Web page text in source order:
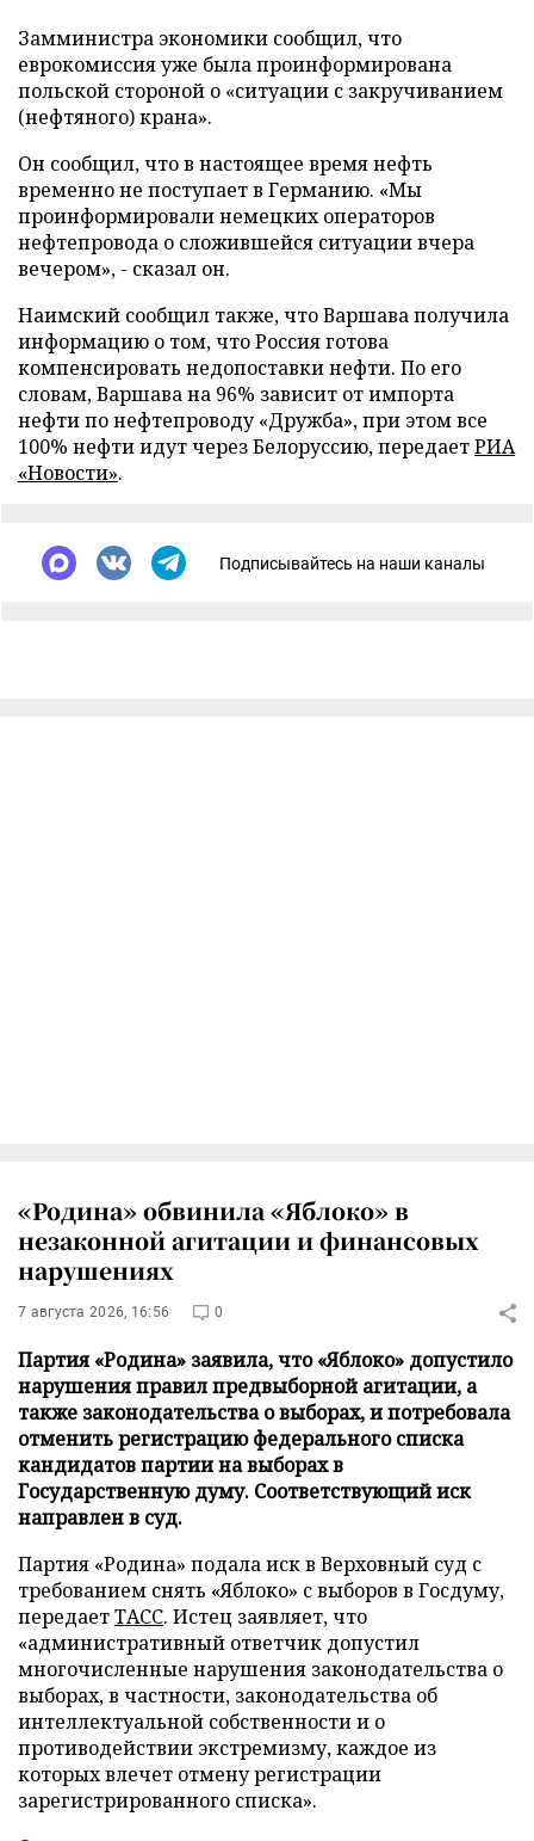
Замминистра экономики сообщил, что
еврокомиссия уже была проинформирована
польской стороной о «ситуации с закручиванием
(нефтяного) крана».
Он сообщил, что в настоящее время нефть
временно не поступает в Германию. «Мы
проинформировали немецких операторов
нефтепровода о сложившейся ситуации вчера
вечером», - сказал он.
Наимский сообщил также, что Варшава получила
информацию о том, что Россия готова
компенсировать недопоставки нефти. По его
словам, Варшава на 96% зависит от импорта
нефти по нефтепроводу «Дружба», при этом все
100% нефти идут через Белоруссию, передаетРИА
«Новости».
Подписывайтесь на наши каналы
«Родина» обвинила «Яблоко» в
незаконной агитации и финансовых
нарушениях
7 августа 2026, 16:56 0
Партия «Родина» заявила, что «Яблоко» допустило
нарушения правил предвыборной агитации, а
также законодательства о выборах, и потребовала
отменить регистрацию федерального списка
кандидатов партии на выборах в
Государственную думу. Соответствующий иск
направлен в суд.
Партия «Родина» подала иск в Верховный суд с
требованием снять «Яблоко» с выборов в Госдуму,
передаетТАСС. Истец заявляет, что
«административный ответчик допустил
многочисленные нарушения законодательства о
выборах, в частности, законодательства об
интеллектуальной собственности и о
противодействии экстремизму, каждое из
которых влечет отмену регистрации
зарегистрированного списка».